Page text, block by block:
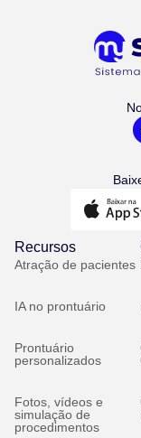
Recursos
Atração de pacientes
IA no prontuário
Prontuário
personalizados
Fotos, vídeos e
simulação de
procedimentos